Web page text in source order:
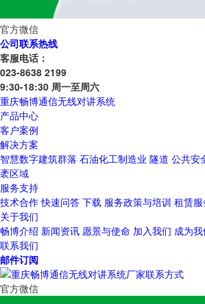
官方微信
公司联系热线
客服电话：
023-8638 2199
9:30-18:30 周一至周六
重庆畅博通信无线对讲系统
产品中心
客户案例
解决方案
智慧数字建筑群落 石油化工制造业 隧道 公共安
袤区域
服务支持
技术合作 快速问答 下载 服务政策与培训 租赁服
关于我们
畅博介绍 新闻资讯 愿景与使命 加入我们 成为
联系我们
邮件订阅
官方微信